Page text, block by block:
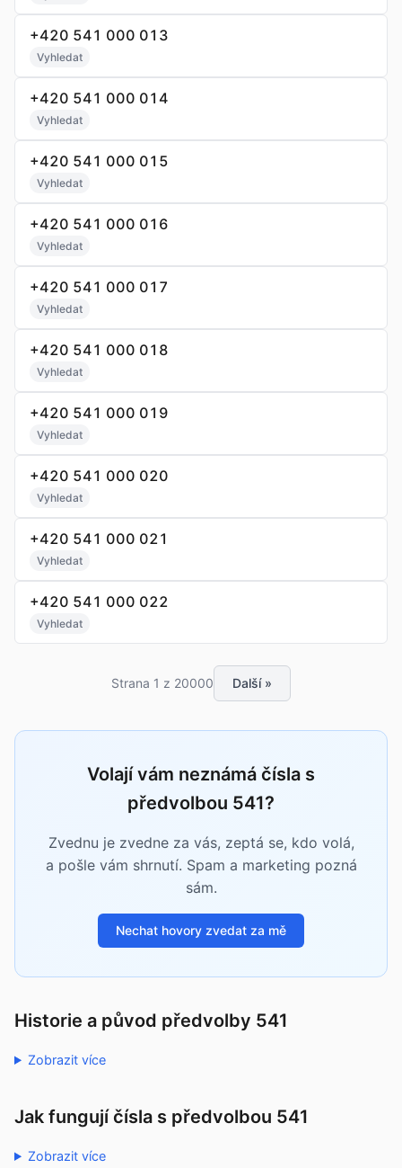
+420 541 000 013
Vyhledat
+420 541 000 014
Vyhledat
+420 541 000 015
Vyhledat
+420 541 000 016
Vyhledat
+420 541 000 017
Vyhledat
+420 541 000 018
Vyhledat
+420 541 000 019
Vyhledat
+420 541 000 020
Vyhledat
+420 541 000 021
Vyhledat
+420 541 000 022
Vyhledat
Strana 1 z 20000 Další »
Volají vám neznámá čísla s
předvolbou 541?
Zvednu je zvedne za vás, zeptá se, kdo volá,
a pošle vám shrnutí. Spam a marketing pozná
sám.
Nechat hovory zvedat za mě
Historie a původ předvolby 541
Zobrazit více
Jak fungují čísla s předvolbou 541
Zobrazit více